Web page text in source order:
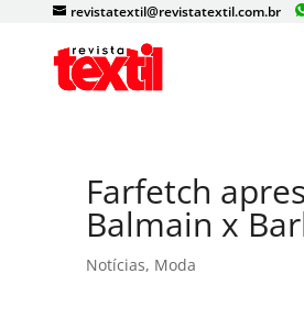
revistatextil@revistatextil.com.br
Farfetch
Balmain x
Notícias, Moda